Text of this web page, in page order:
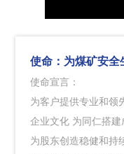
使命： 为煤矿安全
使命宣言：
为客户提供专业和领
企业文化 为同仁搭建
为股东创造稳健和持